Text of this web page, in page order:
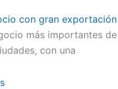
con gran exportación
más importantes
con una